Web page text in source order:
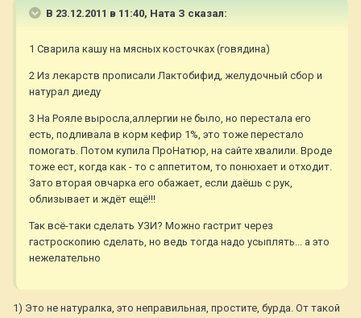
В 23.12.2011 в 11:40, Ната З сказал:
1 Сварила кашу на мясных косточках (говядина)
2 Из лекарств прописали Лактобифид, желудочный сбор и
натурал диеду
3 На Рояле выросла,аллергии не было, но перестала его
есть, подливала в корм кефир 1%, это тоже перестало
помогать. Потом купила ПроНатюр, на сайте хвалили. Вроде
тоже ест, когда как - то с аппетитом, то понюхает и отходит.
Зато вторая овчарка его обажает, если даёшь с рук,
облизывает и ждёт ещё!!!
Так всё-таки сделать УЗИ? Можно гастрит через
гастроскопию сделать, но ведь тогда надо усыплять... а это
нежелательно
1) Это не натуралка, это неправильная, простите, бурда. От такой